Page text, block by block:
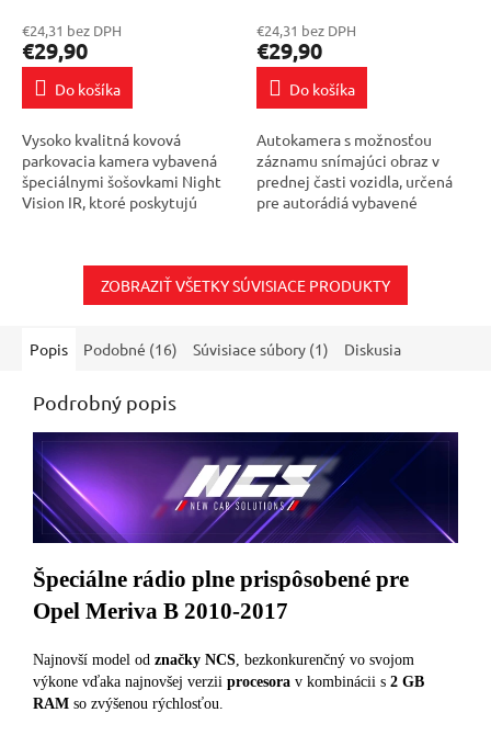
produktu
je
4,5
hviezdičiek.
€24,31 bez DPH
€29,90
Do košíka
Vysoko kvalitná kovová
parkovacia kamera vybavená
špeciálnymi šošovkami Night
Vision IR, ktoré poskytujú
Kompaktná...
produktu
je
4,0
hviezdičiek.
€24,31 bez DPH
€29,90
Do košíka
Autokamera s možnosťou
záznamu snímajúci obraz v
prednej časti vozidla, určená
pre autorádiá vybavené
umožňuje zhotovovať...
ZOBRAZIŤ VŠETKY SÚVISIACE PRODUKTY
Popis Podobné (16) Súvisiace súbory (1) Diskusia
Podrobný popis
Špeciálne rádio plne prispôsobené pre
Opel Meriva B 2010-2017
Najnovší model od značky NCS, bezkonkurenčný vo svojom
výkone vďaka najnovšej verzii procesora v kombinácii s 2 GB
RAM so zvýšenou rýchlosťou.